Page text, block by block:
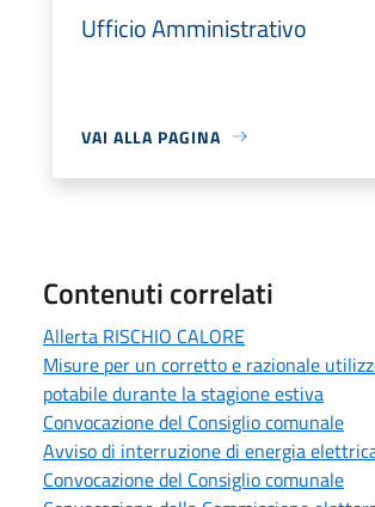
Ufficio Amministrativo
VAI ALLA PAGINA
Contenuti correlati
Allerta RISCHIO CALORE
Misure per un corretto e razionale
potabile durante la stagione estiva
Convocazione del Consiglio comunale
Avviso di interruzione di energia
Convocazione del Consiglio comunale